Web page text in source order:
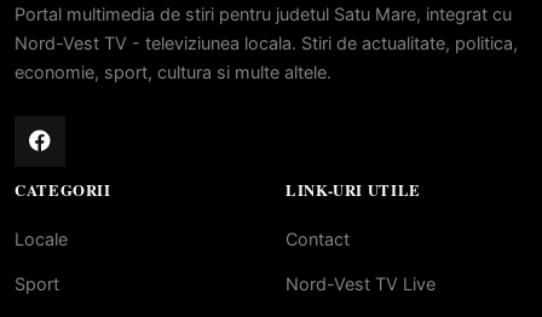
Portal multimedia de stiri pentru judetul Satu Mare, integrat cu
Nord-Vest TV - televiziunea locala. Stiri de actualitate, politica,
economie, sport, cultura si multe altele.
CATEGORII
Locale
Sport
LINK-URI UTILE
Contact
Nord-Vest TV Live